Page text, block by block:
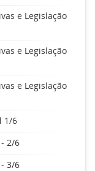
e Legislação
e Legislação
e Legislação
1/6
2/6
3/6